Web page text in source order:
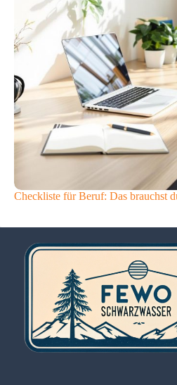
Checkliste für Beruf: Das brauchst